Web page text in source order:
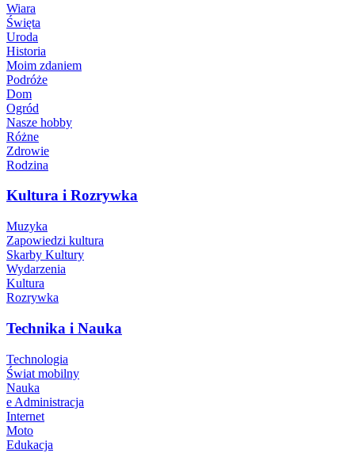
Wiara
Święta
Uroda
Historia
Moim zdaniem
Podróże
Dom
Ogród
Nasze hobby
Różne
Zdrowie
Rodzina
Kultura i Rozrywka
Muzyka
Zapowiedzi kultura
Skarby Kultury
Wydarzenia
Kultura
Rozrywka
Technika i Nauka
Technologia
Świat mobilny
Nauka
e Administracja
Internet
Moto
Edukacja